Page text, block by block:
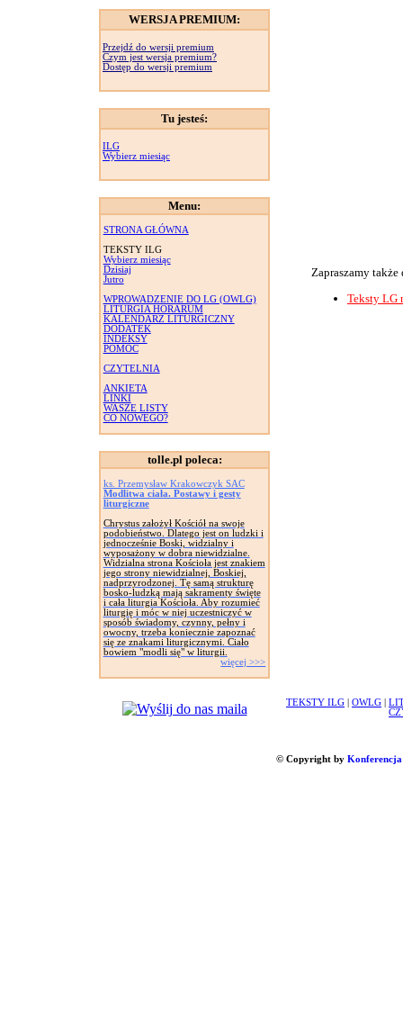
WERSJA PREMIUM:
Przejdź do wersji premium
Czym jest wersja premium?
Dostęp do wersji premium
Tu jesteś:
ILG
Wybierz miesiąc
Menu:
STRONA GŁÓWNA
TEKSTY ILG
Wybierz miesiąc
Dzisiaj
Jutro
WPROWADZENIE DO LG (OWLG)
LITURGIA HORARUM
KALENDARZ LITURGICZNY
DODATEK
INDEKSY
POMOC
CZYTELNIA
ANKIETA
LINKI
WASZE LISTY
CO NOWEGO?
tolle.pl poleca:
ks. Przemysław Krakowczyk SAC
Modlitwa ciała. Postawy i gesty
liturgiczne
Chrystus założył Kościół na swoje
podobieństwo. Dlatego jest on ludzki i
jednocześnie Boski, widzialny i
wyposażony w dobra niewidzialne.
Widzialna strona Kościoła jest znakiem
jego strony niewidzialnej, Boskiej,
nadprzyrodzonej. Tę samą strukturę
bosko-ludzką mają sakramenty święte
i cała liturgia Kościoła. Aby rozumieć
liturgię i móc w niej uczestniczyć w
sposób świadomy, czynny, pełny i
owocny, trzeba koniecznie zapoznać
się ze znakami liturgicznymi. Ciało
bowiem "modli się" w liturgii.
więcej >>>
Zapraszamy
Teksty LG
TEKSTY ILG OWLG
© Copyright by Konferencja